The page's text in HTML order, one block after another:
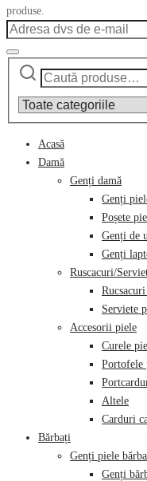
produse.
Caută
Acasă
Damă
Genți damă
Genți
Poșete
Genți de
Genți
Ruscacuri/
Serviete
Accesorii piele
Curele
Portofele
Altele
Carduri
Bărbați
Genți piele
Genți